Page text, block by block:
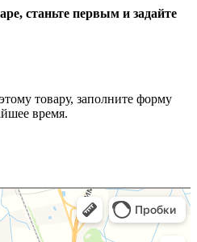
станьте первым и задайте
товару, заполните форму
время.
области